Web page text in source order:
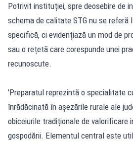
Potrivit instituției, spre deosebire de
schema de calitate STG nu se referă
specifică, ci evidențiază un mod de
sau o rețetă care corespunde unei
recunoscute.
'Preparatul reprezintă o specialitate
înrădăcinată în așezările rurale ale
obiceiurile tradiționale de valorificare
gospodării. Elementul central este